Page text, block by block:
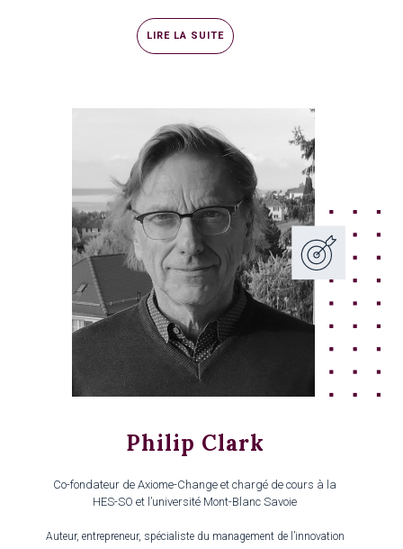
LIRE LA SUITE
Philip Clark
Co-fondateur de Axiome-Change et chargé de cours à la
HES-SO et l’université Mont-Blanc Savoie
Auteur, entrepreneur, spécialiste du management de l’innovation